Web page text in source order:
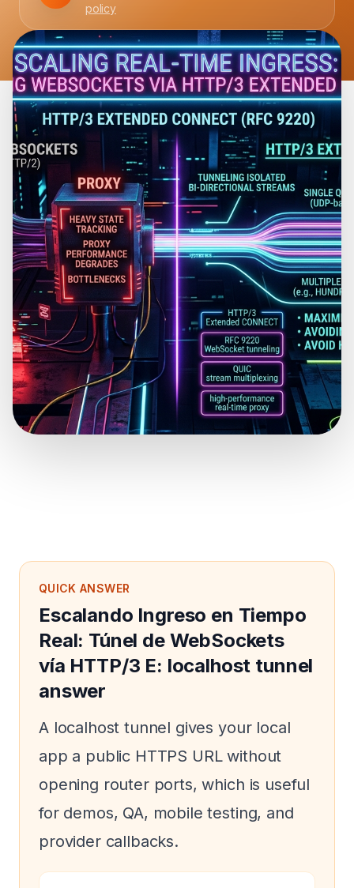
policy
QUICK ANSWER
Escalando Ingreso en Tiempo
Real: Túnel de WebSockets
vía HTTP/3 E: localhost tunnel
answer
A localhost tunnel gives your local
app a public HTTPS URL without
opening router ports, which is useful
for demos, QA, mobile testing, and
provider callbacks.